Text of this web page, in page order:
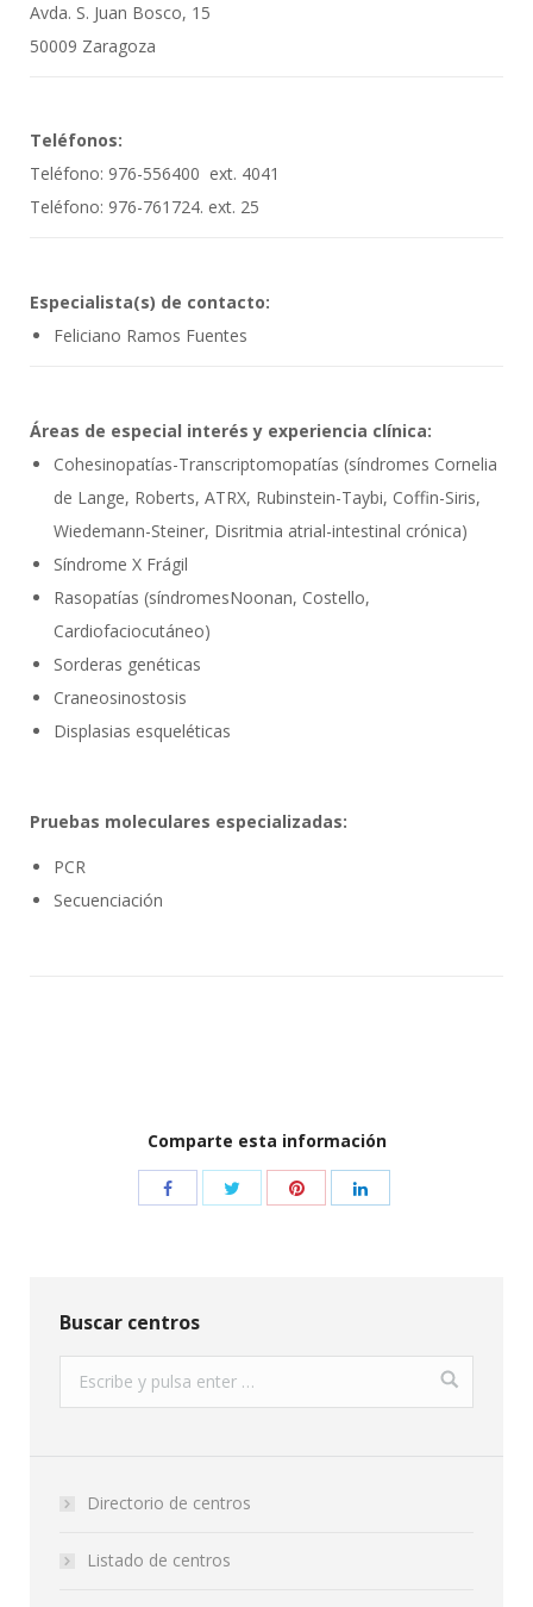
Avda. S. Juan Bosco, 15
50009 Zaragoza
Teléfonos:
Teléfono: 976-556400 ext. 4041
Teléfono: 976-761724. ext. 25
Especialista(s) de contacto:
Feliciano Ramos Fuentes
Áreas de especial interés y experiencia clínica:
Cohesinopatías-Transcriptomopatías (síndromes Cornelia
de Lange, Roberts, ATRX, Rubinstein-Taybi, Coffin-Siris,
Wiedemann-Steiner, Disritmia atrial-intestinal crónica)
Síndrome X Frágil
Rasopatías (síndromesNoonan, Costello,
Cardiofaciocutáneo)
Sorderas genéticas
Craneosinostosis
Displasias esqueléticas
Pruebas moleculares especializadas:
PCR
Secuenciación
Comparte esta información
Buscar centros
Directorio de centros
Listado de centros